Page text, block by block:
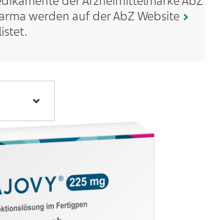
werden auf derAbZ Website